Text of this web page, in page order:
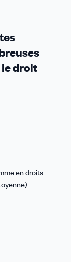
droit
en droits